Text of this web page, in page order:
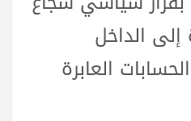
الداخل
العابرة